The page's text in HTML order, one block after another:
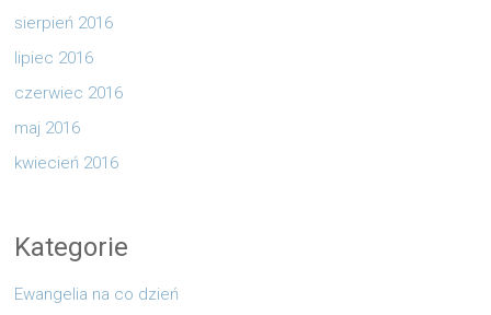
sierpień 2016
lipiec 2016
czerwiec 2016
maj 2016
kwiecień 2016
Kategorie
Ewangelia na co dzień